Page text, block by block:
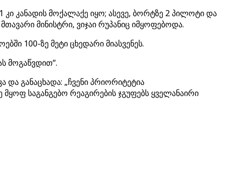
კანადის მოქალაქე იყო; ასევე, ბორტზე 2 პილოტი და
მინისტრი, ვიჯაი რუპანიც იმყოფებოდა.
100-ზე მეტი ცხედარი მიასვენეს.
მოგაწვდით“.
განაცხადა: „ჩვენი პრიორიტეტია
საგანგებო რეაგირების ჯგუფებს ყველანაირი